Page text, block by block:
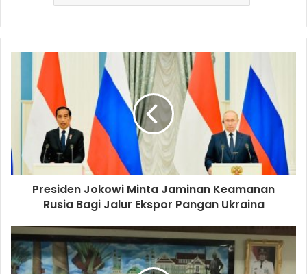
Presiden Jokowi Minta Jaminan Keamanan
Rusia Bagi Jalur Ekspor Pangan Ukraina